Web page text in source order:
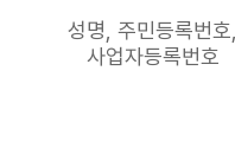
성명, 주민등록번호,
사업자등록번호